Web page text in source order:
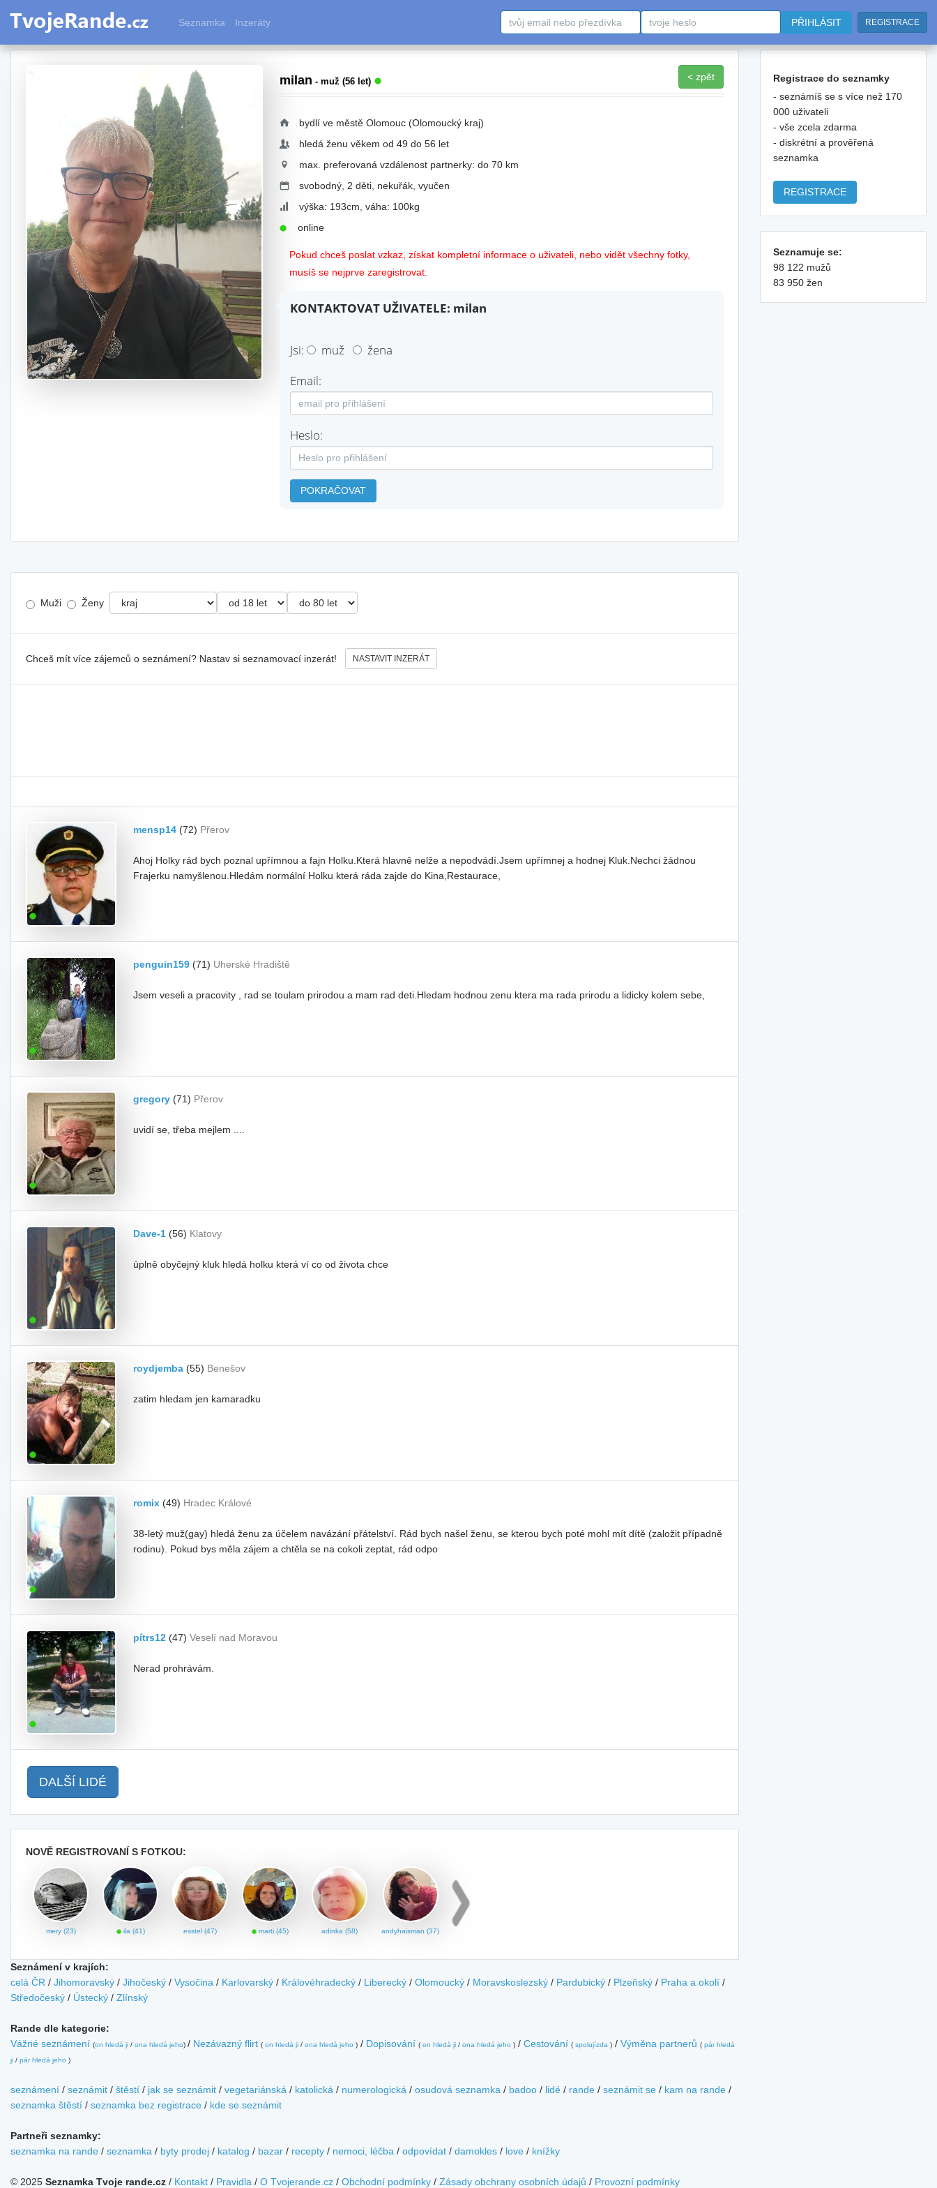
Seznamka Inzeráty PŘIHLÁSIT REGISTRACE
milan - muž (56 let) < zpět
bydlí ve městě Olomouc (Olomoucký kraj)
hledá ženu věkem od 49 do 56 let
max. preferovaná vzdálenost partnerky: do 70 km
svobodný, 2 děti, nekuřák, vyučen
výška: 193cm, váha: 100kg
online
Pokud chceš poslat vzkaz, získat kompletní informace o uživateli, nebo vidět všechny fotky,
musíš se nejprve zaregistrovat.
KONTAKTOVAT UŽIVATELE: milan
Jsi: muž
žena
Email:
Heslo:
POKRAČOVAT
Muži Ženy
Chceš mít více zájemců o seznámení? Nastav si seznamovací inzerát! NASTAVIT INZERÁT
mensp14 (72) Přerov
Ahoj Holky rád bych poznal upřímnou a fajn Holku.Která hlavně nelže a nepodvádí.Jsem upřímnej a hodnej Kluk.Nechci žádnou
Frajerku namyšlenou.Hledám normální Holku která ráda zajde do Kina,Restaurace,
penguin159 (71) Uherské Hradiště
Jsem veseli a pracovity , rad se toulam prirodou a mam rad deti.Hledam hodnou zenu ktera ma rada prirodu a lidicky kolem sebe,
gregory (71) Přerov
uvidí se, třeba mejlem ....
Dave-1 (56) Klatovy
úplně obyčejný kluk hledá holku která ví co od života chce
roydjemba (55) Benešov
zatim hledam jen kamaradku
romix (49) Hradec Králové
38-letý muž(gay) hledá ženu za účelem navázání přátelství. Rád bych našel ženu, se kterou bych poté mohl mít dítě (založit případně
rodinu). Pokud bys měla zájem a chtěla se na cokoli zeptat, rád odpo
pítrs12 (47) Veselí nad Moravou
Nerad prohrávám.
DALŠÍ LIDÉ
NOVĚ REGISTROVANÍ S FOTKOU:
mery (23) ila (41) esstel (47) marti (45) adinka (58) andyhaisman (37)
Seznámení v krajích:
celá ČR / Jihomoravský / Jihočeský / Vysočina / Karlovarský / Královéhradecký / Liberecký / Olomoucký / Moravskoslezský / Pardubický / Plzeňský / Praha a okolí /
Středočeský / Ústecký / Zlínský
Rande dle kategorie:
Vážné seznámení (on hledá ji / ona hledá jeho) / Nezávazný flirt ( on hledá ji / ona hledá jeho ) / Dopisování ( on hledá ji / ona hledá jeho ) / Cestování ( spolujízda ) / Výměna partnerů ( pár hledá
ji / pár hledá jeho )
seznámení / seznámit / štěstí / jak se seznámit / vegetariánská / katolická / numerologická / osudová seznamka / badoo / lidé / rande / seznámit se / kam na rande /
seznamka štěstí / seznamka bez registrace / kde se seznámit
Partneři seznamky:
seznamka na rande / seznamka / byty prodej / katalog / bazar / recepty / nemoci, léčba / odpovídat / damokles / love / knížky
© 2025 Seznamka Tvoje rande.cz / Kontakt / Pravidla / O Tvojerande.cz / Obchodní podmínky / Zásady obchrany osobních údajů / Provozní podmínky
Registrace do seznamky
- seznámíš se s více než 170
000 uživateli
- vše zcela zdarma
- diskrétní a prověřená
seznamka
REGISTRACE
Seznamuje se:
98 122 mužů
83 950 žen